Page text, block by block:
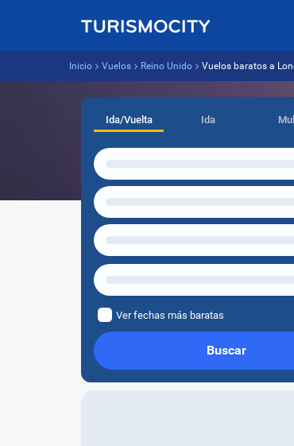
Inicio Vuelos Reino Unido Vuelos baratos a
Ida/Vuelta Ida
Ver fechas más baratas
Buscar